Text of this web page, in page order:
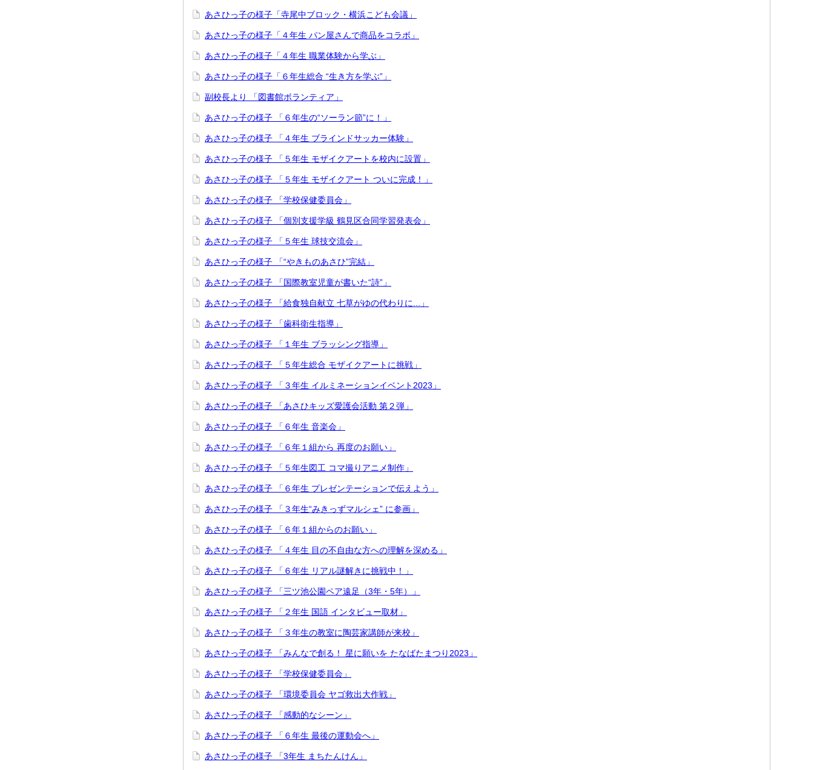
あさひっ子の様子「寺尾中ブロック・横浜こども会議」
あさひっ子の様子「４年生 パン屋さんで商品をコラボ」
あさひっ子の様子「４年生 職業体験から学ぶ」
あさひっ子の様子「６年生総合 “生き方を学ぶ”」
副校長より 「図書館ボランティア」
あさひっ子の様子 「６年生の“ソーラン節”に！」
あさひっ子の様子 「４年生 ブラインドサッカー体験」
あさひっ子の様子 「５年生 モザイクアートを校内に設置」
あさひっ子の様子 「５年生 モザイクアート ついに完成！」
あさひっ子の様子 「学校保健委員会」
あさひっ子の様子 「個別支援学級 鶴見区合同学習発表会」
あさひっ子の様子 「５年生 球技交流会」
あさひっ子の様子 「“やきものあさひ”完結」
あさひっ子の様子 「国際教室児童が書いた“詩”」
あさひっ子の様子 「給食独自献立 七草がゆの代わりに...」
あさひっ子の様子 「歯科衛生指導」
あさひっ子の様子 「１年生 ブラッシング指導」
あさひっ子の様子 「５年生総合 モザイクアートに挑戦」
あさひっ子の様子 「３年生 イルミネーションイベント2023」
あさひっ子の様子 「あさひキッズ愛護会活動 第２弾」
あさひっ子の様子 「６年生 音楽会」
あさひっ子の様子 「６年１組から 再度のお願い」
あさひっ子の様子 「５年生図工 コマ撮りアニメ制作」
あさひっ子の様子 「６年生 プレゼンテーションで伝えよう」
あさひっ子の様子 「３年生“みきっずマルシェ” に参画」
あさひっ子の様子 「６年１組からのお願い」
あさひっ子の様子 「４年生 目の不自由な方への理解を深める」
あさひっ子の様子 「６年生 リアル謎解きに挑戦中！」
あさひっ子の様子 「三ツ池公園ペア遠足（3年・5年）」
あさひっ子の様子 「２年生 国語 インタビュー取材」
あさひっ子の様子 「３年生の教室に陶芸家講師が来校」
あさひっ子の様子 「みんなで創る！ 星に願いを たなばたまつり2023」
あさひっ子の様子 「学校保健委員会」
あさひっ子の様子 「環境委員会 ヤゴ救出大作戦」
あさひっ子の様子 「感動的なシーン」
あさひっ子の様子 「６年生 最後の運動会へ」
あさひっ子の様子 「3年生 まちたんけん」